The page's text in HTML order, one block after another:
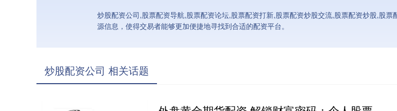
炒股配资公司,股票配资导航,股票配资论坛,股票配资打新,股票配资炒股交流,股票配资炒股,股
源信息，使得交易者能够更加便捷地寻找到合适的配资平台。
炒股配资公司 相关话题